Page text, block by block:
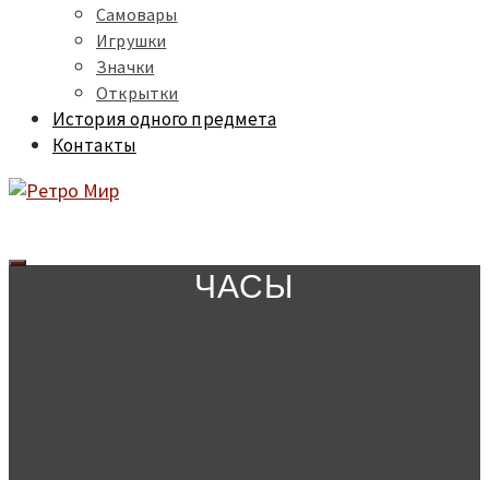
Самовары
Игрушки
Значки
Открытки
История одного предмета
Контакты
ЧАСЫ